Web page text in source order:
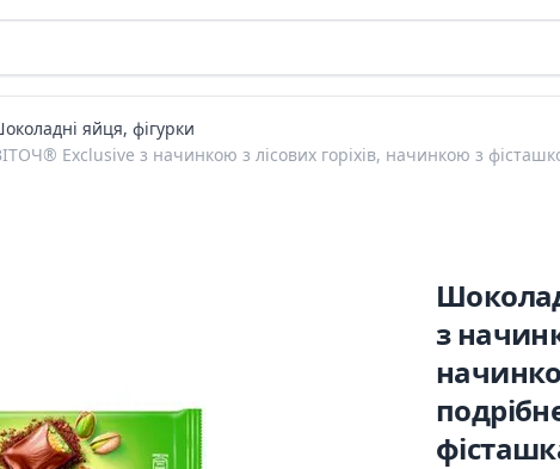
яйця, фігурки
Exclusive з начинкою з лісових горіхів, начинкою з
з